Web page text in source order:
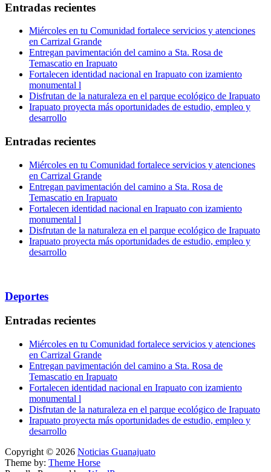
Entradas recientes
Miércoles en tu Comunidad fortalece servicios y atenciones
en Carrizal Grande
Entregan pavimentación del camino a Sta. Rosa de
Temascatio en Irapuato
Fortalecen identidad nacional en Irapuato con izamiento
monumental l
Disfrutan de la naturaleza en el parque ecológico de Irapuato
Irapuato proyecta más oportunidades de estudio, empleo y
desarrollo
Entradas recientes
Miércoles en tu Comunidad fortalece servicios y atenciones
en Carrizal Grande
Entregan pavimentación del camino a Sta. Rosa de
Temascatio en Irapuato
Fortalecen identidad nacional en Irapuato con izamiento
monumental l
Disfrutan de la naturaleza en el parque ecológico de Irapuato
Irapuato proyecta más oportunidades de estudio, empleo y
desarrollo
Deportes
Entradas recientes
Miércoles en tu Comunidad fortalece servicios y atenciones
en Carrizal Grande
Entregan pavimentación del camino a Sta. Rosa de
Temascatio en Irapuato
Fortalecen identidad nacional en Irapuato con izamiento
monumental l
Disfrutan de la naturaleza en el parque ecológico de Irapuato
Irapuato proyecta más oportunidades de estudio, empleo y
desarrollo
Copyright © 2026 Noticias Guanajuato
Theme by: Theme Horse